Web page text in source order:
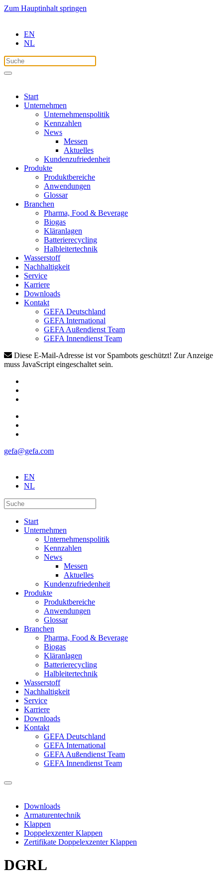
Zum Hauptinhalt springen
EN
NL
Start
Unternehmen
Unternehmenspolitik
Kennzahlen
News
Messen
Aktuelles
Kundenzufriedenheit
Produkte
Produktbereiche
Anwendungen
Glossar
Branchen
Pharma, Food & Beverage
Biogas
Kläranlagen
Batterierecycling
Halbleitertechnik
Wasserstoff
Nachhaltigkeit
Service
Karriere
Downloads
Kontakt
GEFA Deutschland
GEFA International
GEFA Außendienst Team
GEFA Innendienst Team
Diese E-Mail-Adresse ist vor Spambots geschützt! Zur Anzeige
muss JavaScript eingeschaltet sein.
gefa@gefa.com
EN
NL
Start
Unternehmen
Unternehmenspolitik
Kennzahlen
News
Messen
Aktuelles
Kundenzufriedenheit
Produkte
Produktbereiche
Anwendungen
Glossar
Branchen
Pharma, Food & Beverage
Biogas
Kläranlagen
Batterierecycling
Halbleitertechnik
Wasserstoff
Nachhaltigkeit
Service
Karriere
Downloads
Kontakt
GEFA Deutschland
GEFA International
GEFA Außendienst Team
GEFA Innendienst Team
Downloads
Armaturentechnik
Klappen
Doppelexzenter Klappen
Zertifikate Doppelexzenter Klappen
DGRL